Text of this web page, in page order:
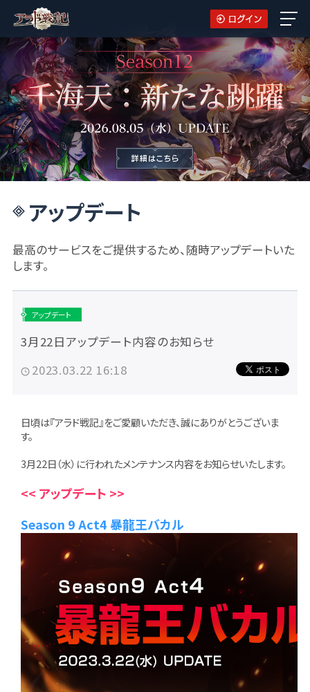
アップデート
最高のサービスをご提供するため、随時アップデートいた
します。
アップデート
3月22日アップデート内容のお知らせ
2023.03.22 16:18
日頃は『アラド戦記』をご愛顧いただき、誠にありがとうございま
す。
3月22日（水）に行われたメンテナンス内容をお知らせいたします。
<< アップデート >>
Season 9 Act4 暴龍王バカル